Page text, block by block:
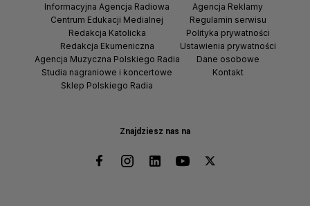
Znajdziesz nas na
Informacyjna Agencja Radiowa
Centrum Edukacji Medialnej
Redakcja Katolicka
Redakcja Ekumeniczna
Agencja Muzyczna Polskiego Radia
Studia nagraniowe i koncertowe
Sklep Polskiego Radia
Agencja Reklamy
Regulamin serwisu
Polityka prywatności
Ustawienia prywatności
Dane osobowe
Kontakt